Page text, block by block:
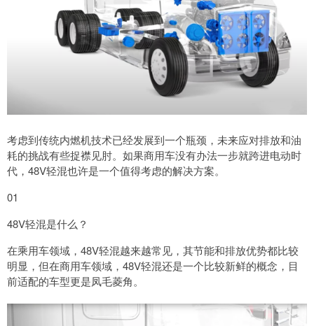
考虑到传统内燃机技术已经发展到一个瓶颈，未来应对排放和油
耗的挑战有些捉襟见肘。如果商用车没有办法一步就跨进电动时
代，48V轻混也许是一个值得考虑的解决方案。
01
48V轻混是什么？
在乘用车领域，48V轻混越来越常见，其节能和排放优势都比较
明显，但在商用车领域，48V轻混还是一个比较新鲜的概念，目
前适配的车型更是凤毛菱角。